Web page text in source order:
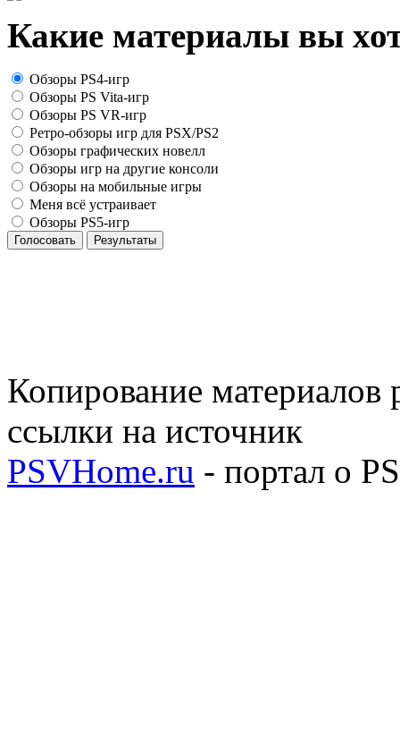
Какие материалы вы
Обзоры PS4-игр
Обзоры PS Vita-игр
Обзоры PS VR-игр
Ретро-обзоры игр для PSX/PS2
Обзоры графических новелл
Обзоры игр на другие консоли
Обзоры на мобильные игры
Меня всё устраивает
Обзоры PS5-игр
Голосовать Результаты
Копирование материалов
ссылки на источник
PSVHome.ru - портал о